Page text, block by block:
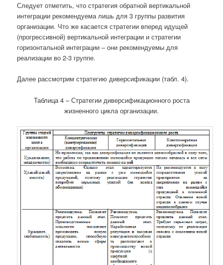
Следует отметить, что стратегия обратной вертикальной
интеграции рекомендуема лишь для 3 группы развития
организации. Что же касается стратегии вперед идущей
(прогрессивной) вертикальной интеграции и стратегии
горизонтальной интеграции – они рекомендуемы для
реализации во 2-3 группе.
Далее рассмотрим стратегию диверсификации (табл. 4).
Таблица 4 – Стратегии диверсификационного роста
жизненного цикла организации.